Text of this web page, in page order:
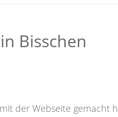
Bisschen
der Webseite gemacht